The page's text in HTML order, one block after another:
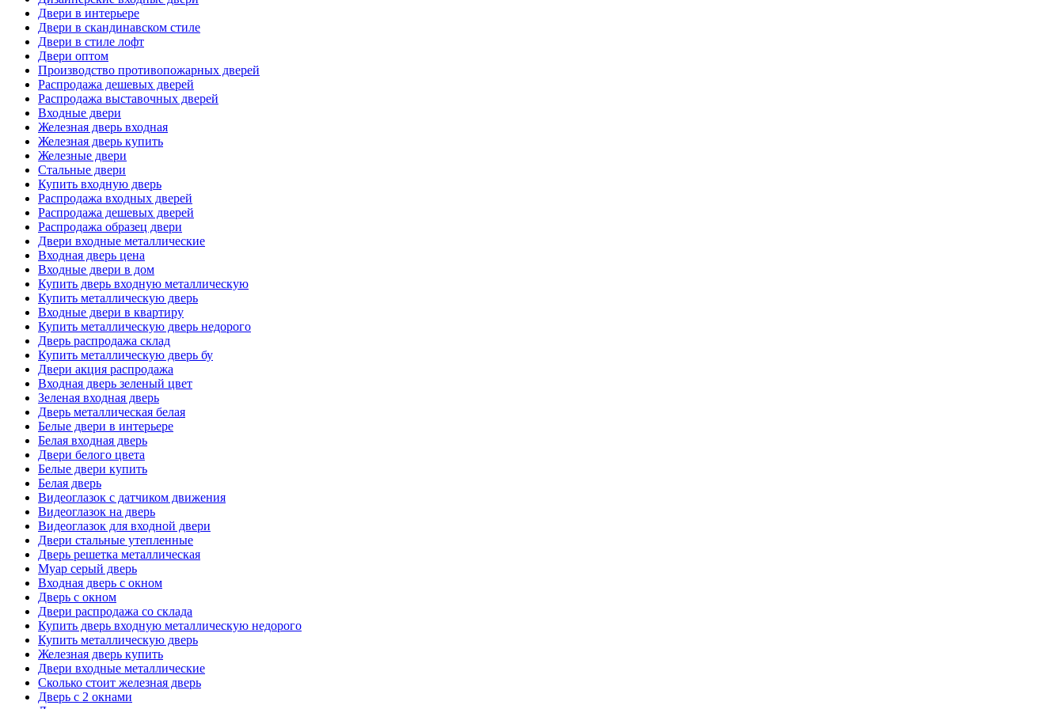
Двери в интерьере
Двери в скандинавском стиле
Двери в стиле лофт
Двери оптом
Производство противопожарных дверей
Распродажа дешевых дверей
Распродажа выставочных дверей
Входные двери
Железная дверь входная
Железная дверь купить
Железные двери
Стальные двери
Купить входную дверь
Распродажа входных дверей
Распродажа дешевых дверей
Распродажа образец двери
Двери входные металлические
Входная дверь цена
Входные двери в дом
Купить дверь входную металлическую
Купить металлическую дверь
Входные двери в квартиру
Купить металлическую дверь недорого
Дверь распродажа склад
Купить металлическую дверь бу
Двери акция распродажа
Входная дверь зеленый цвет
Зеленая входная дверь
Дверь металлическая белая
Белые двери в интерьере
Белая входная дверь
Двери белого цвета
Белые двери купить
Белая дверь
Видеоглазок с датчиком движения
Видеоглазок на дверь
Видеоглазок для входной двери
Двери стальные утепленные
Дверь решетка металлическая
Муар серый дверь
Входная дверь с окном
Дверь с окном
Двери распродажа со склада
Купить дверь входную металлическую недорого
Купить металлическую дверь
Железная дверь купить
Двери входные металлические
Сколько стоит железная дверь
Дверь с 2 окнами